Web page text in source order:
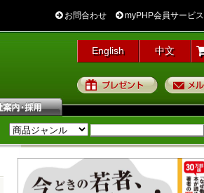
お問合わせ myPHP会員サービス
English 中文
プレゼント